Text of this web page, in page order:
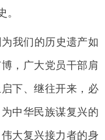
。
我们的历史遗产如
，广大党员干部肩
下、继往开来，必
中华民族谋复兴的
大复兴接力者的身